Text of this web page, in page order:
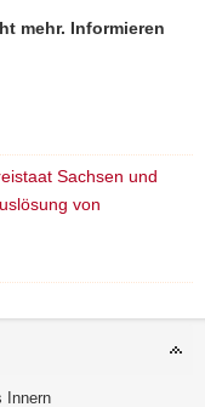
mehr. Informieren
Sachsen und
von
Innern